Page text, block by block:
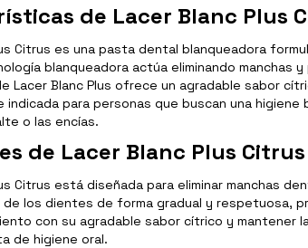
de Lacer Blanc Plus
Citrus es una pasta dental blanqueadora
blanqueadora actúa eliminando
Lacer Blanc Plus ofrece un agradable sabor
indicada para personas que buscan una
o las encías.
de Lacer Blanc Plus Citrus
Citrus está diseñada para eliminar manchas
los dientes de forma gradual y respetuosa,
con su agradable sabor cítrico y mantener
de higiene oral.